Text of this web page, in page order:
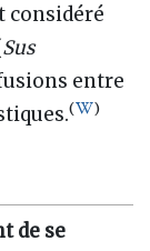
Sus
entre
( )
de se